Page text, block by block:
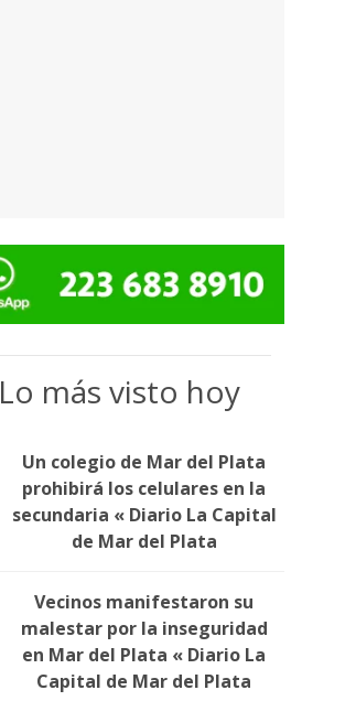
Lo más visto hoy
Un colegio de Mar del Plata
prohibirá los celulares en la
secundaria « Diario La Capital
de Mar del Plata
Vecinos manifestaron su
malestar por la inseguridad
en Mar del Plata « Diario La
Capital de Mar del Plata